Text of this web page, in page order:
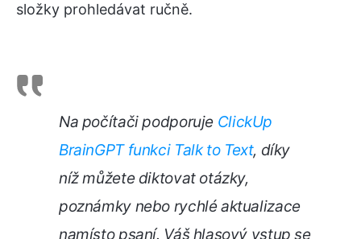
složky prohledávat ručně.
Na počítači podporuje ClickUp
BrainGPT funkci Talk to Text, díky
níž můžete diktovat otázky,
poznámky nebo rychlé aktualizace
namísto psaní. Váš hlasový vstup se